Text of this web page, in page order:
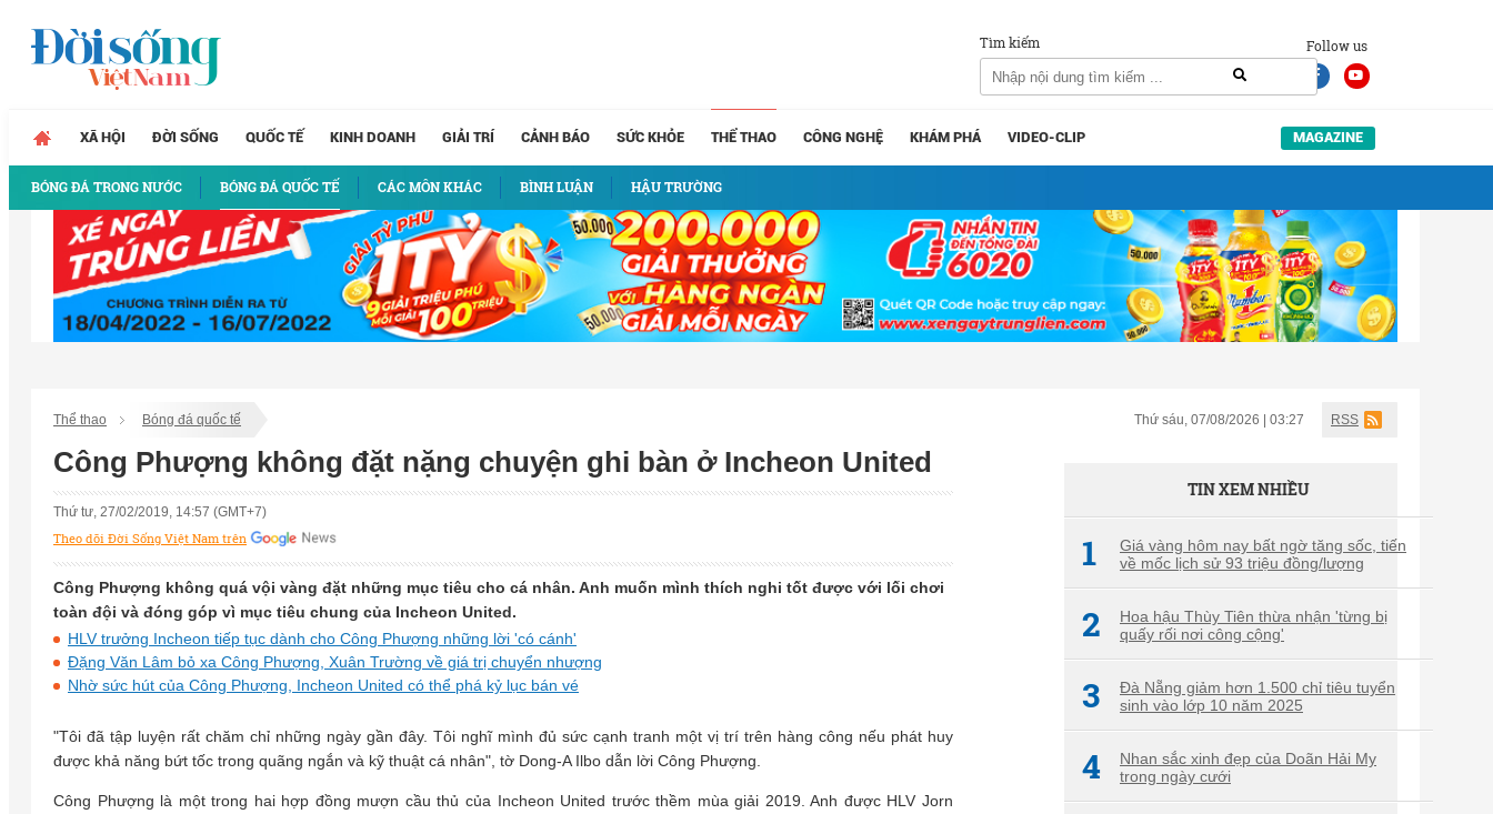
Follow us
Tìm kiếm
XÃ HỘI ĐỜI SỐNG QUỐC TẾ KINH DOANH GIẢI TRÍ CẢNH BÁO SỨC KHỎE THỂ THAO
BÓNG ĐÁ TRONG NƯỚC BÓNG ĐÁ QUỐC TẾ CÁC MÔN KHÁC BÌNH LUẬN HẬU TRƯỜNG
CÔNG NGHỆ KHÁM PHÁ VIDEO-CLIP MAGAZINE
Thể thao Bóng đá quốc tế Thứ sáu, 07/08/2026 | 03:27 RSS
Công Phượng không đặt nặng chuyện ghi bàn ở Incheon United
Thứ tư, 27/02/2019, 14:57 (GMT+7)
Theo dõi Đời Sống Việt Nam trên
Công Phượng không quá vội vàng đặt những mục tiêu cho cá nhân. Anh muốn mình thích nghi tốt được với lối chơi
toàn đội và đóng góp vì mục tiêu chung của Incheon United.
HLV trưởng Incheon tiếp tục dành cho Công Phượng những lời 'có cánh'
Đặng Văn Lâm bỏ xa Công Phượng, Xuân Trường về giá trị chuyển nhượng
Nhờ sức hút của Công Phượng, Incheon United có thể phá kỷ lục bán vé
"Tôi đã tập luyện rất chăm chỉ những ngày gần đây. Tôi nghĩ mình đủ sức cạnh tranh một vị trí trên hàng công nếu phát huy
được khả năng bứt tốc trong quãng ngắn và kỹ thuật cá nhân", tờ Dong-A Ilbo dẫn lời Công Phượng.
Công Phượng là một trong hai hợp đồng mượn cầu thủ của Incheon United trước thềm mùa giải 2019. Anh được HLV Jorn
TIN XEM NHIỀU
1
Giá vàng hôm nay bất ngờ tăng sốc, tiến
về mốc lịch sử 93 triệu đồng/lượng
2
Hoa hậu Thùy Tiên thừa nhận 'từng bị
quấy rối nơi công cộng'
3
Đà Nẵng giảm hơn 1.500 chỉ tiêu tuyển
sinh vào lớp 10 năm 2025
4
Nhan sắc xinh đẹp của Doãn Hải My
trong ngày cưới